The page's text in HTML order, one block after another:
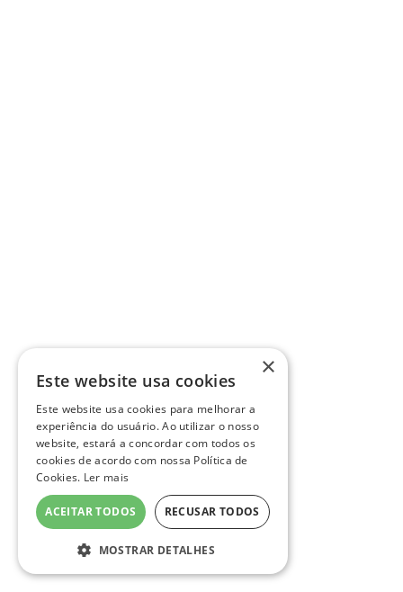
×
Este website usa cookies
Este website usa cookies para melhorar a
experiência do usuário. Ao utilizar o nosso
website, estará a concordar com todos os
cookies de acordo com nossa Política de
Cookies. Ler mais
ACEITAR TODOS RECUSAR TODOS
MOSTRAR DETALHES